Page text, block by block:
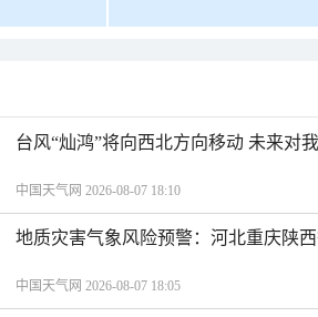
台风“灿鸿”将向西北方向移动 未来对
中国天气网 2026-08-07 18:10
地质灾害气象风险预警：河北重庆陕
中国天气网 2026-08-07 18:05